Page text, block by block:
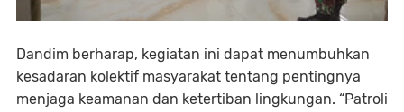
Dandim berharap, kegiatan ini dapat menumbuhkan
kesadaran kolektif masyarakat tentang pentingnya
menjaga keamanan dan ketertiban lingkungan. “Patroli